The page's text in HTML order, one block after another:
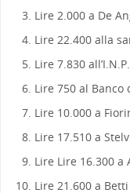
Lire 2.000 a De
Lire 22.400 alla
Lire 7.830
Lire 750 al
Lire 10.000 a
Lire 17.510 a
Lire Lire 16.300
Lire 21.600 a